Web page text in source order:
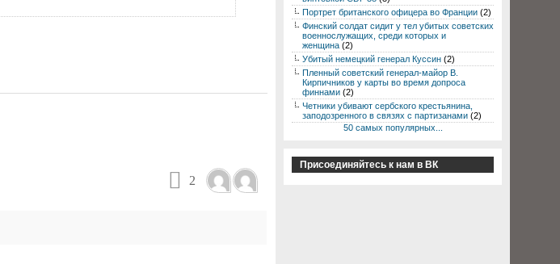
2
Портрет британского офицера во Франции (2)
Финский солдат сидит у тел убитых советских
военнослужащих, среди которых и
женщина (2)
Убитый немецкий генерал Куссин (2)
Пленный советский генерал-майор В.
Кирпичников у карты во время допроса
финнами (2)
Четники убивают сербского крестьянина,
заподозренного в связях с партизанами (2)
50 самых популярных...
Присоединяйтесь к нам в ВК